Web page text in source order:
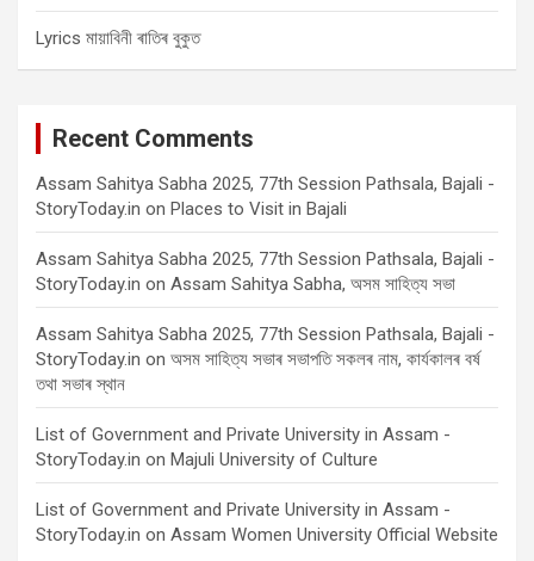
Lyrics মায়াবিনী ৰাতিৰ বুকুত
Recent Comments
Assam Sahitya Sabha 2025, 77th Session Pathsala, Bajali -
StoryToday.in on Places to Visit in Bajali
Assam Sahitya Sabha 2025, 77th Session Pathsala, Bajali -
StoryToday.in on Assam Sahitya Sabha, অসম সাহিত্য সভা
Assam Sahitya Sabha 2025, 77th Session Pathsala, Bajali -
StoryToday.in on অসম সাহিত্য সভাৰ সভাপতি সকলৰ নাম, কাৰ্যকালৰ বৰ্ষ
তথা সভাৰ স্থান
List of Government and Private University in Assam -
StoryToday.in on Majuli University of Culture
List of Government and Private University in Assam -
StoryToday.in on Assam Women University Official Website